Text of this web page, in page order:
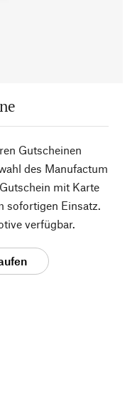
Gutscheinen
des Manufactum
mit Karte
sofortigen Einsatz.
verfügbar.